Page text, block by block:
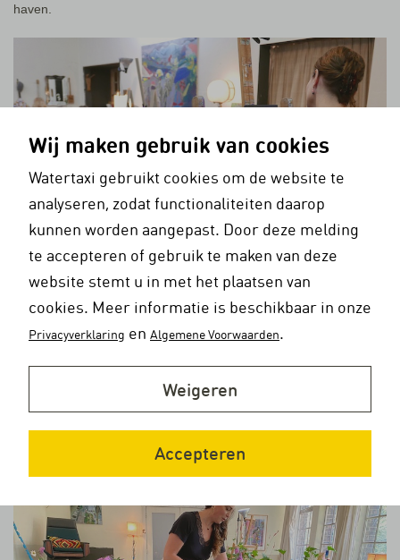
haven.
Cursisten aan het werk in de Quarantaine Academie
Het is nog onduidelijk hoe het Havenbedrijf en BOEi invulling gaan
geven aan de culturele bestemming die het Quarantaineterrein
ervan zijn daarover wel bindende afspraken gemaakt met het
Wij maken gebruik van cookies
Watertaxi gebruikt cookies om de website te
analyseren, zodat functionaliteiten daarop
kunnen worden aangepast. Door deze melding
te accepteren of gebruik te maken van deze
website stemt u in met het plaatsen van
cookies. Meer informatie is beschikbaar in onze
Privacyverklaring en Algemene Voorwaarden.
Weigeren
Accepteren